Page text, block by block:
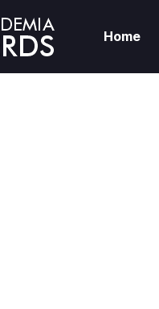
Home